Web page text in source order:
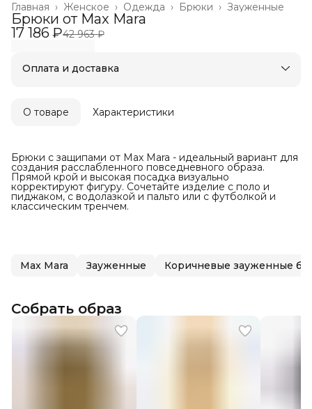
Зауженные
Брюки ›
Одежда ›
Женское ›
Главная ›
Брюки от Max Mara
17 186 ₽42 963 ₽
Оплата и доставка
Оплата после примерки
О товаре Характеристики
Брюки с защипами от Max Mara - идеальный вариант для
создания расслабленного повседневного образа.
Прямой крой и высокая посадка визуально
корректируют фигуру. Сочетайте изделие с поло и
пиджаком, с водолазкой и пальто или с футболкой и
классическим тренчем.
Max Mara Зауженные Коричневые зауженные
Собрать образ